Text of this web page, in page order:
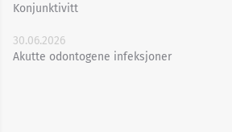
Konjunktivitt
30.06.2026
Akutte odontogene infeksjoner